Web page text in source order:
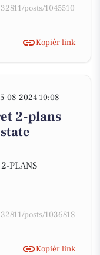
posts/1045510
Kopiér link
08-2024 10:08
2-plans
PLANS
posts/1036818
Kopiér link